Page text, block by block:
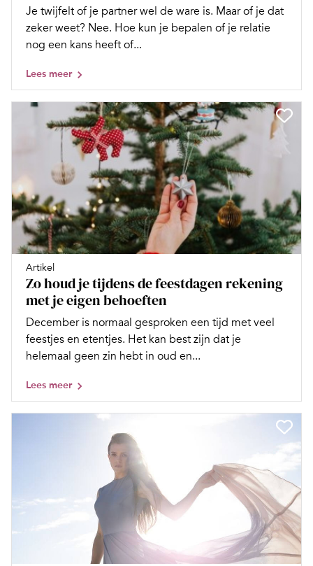
Je twijfelt of je partner wel de ware is. Maar of je dat
zeker weet? Nee. Hoe kun je bepalen of je relatie
nog een kans heeft of...
Lees meer
Artikel
Zo houd je tijdens de feestdagen rekening
met je eigen behoeften
December is normaal gesproken een tijd met veel
feestjes en etentjes. Het kan best zijn dat je
helemaal geen zin hebt in oud en...
Lees meer